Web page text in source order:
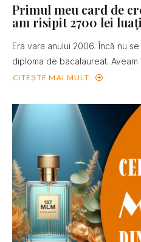
Primul meu card de
am risipit 2700 lei
Era vara anului 2006. Încă nu
diploma de bacalaureat. Aveam
CITEȘTE MAI MULT